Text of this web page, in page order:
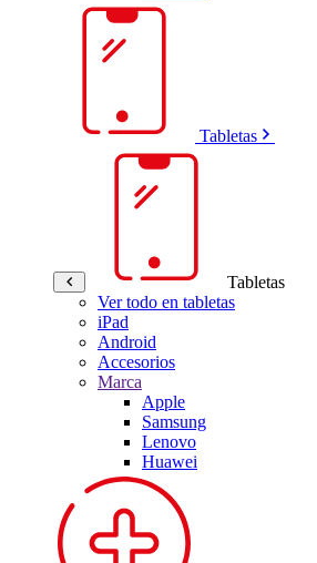
Tabletas
Tabletas
Ver todo en tabletas
iPad
Android
Accesorios
Marca
Apple
Samsung
Lenovo
Huawei